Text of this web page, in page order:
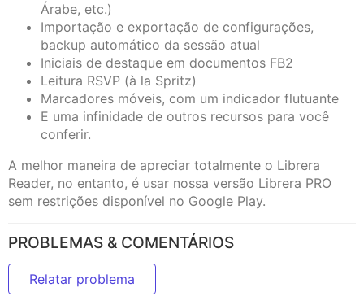
Árabe, etc.)
Importação e exportação de configurações,
backup automático da sessão atual
Iniciais de destaque em documentos FB2
Leitura RSVP (à la Spritz)
Marcadores móveis, com um indicador flutuante
E uma infinidade de outros recursos para você
conferir.
A melhor maneira de apreciar totalmente o Librera
Reader, no entanto, é usar nossa versão Librera PRO
sem restrições disponível no Google Play.
PROBLEMAS & COMENTÁRIOS
Relatar problema